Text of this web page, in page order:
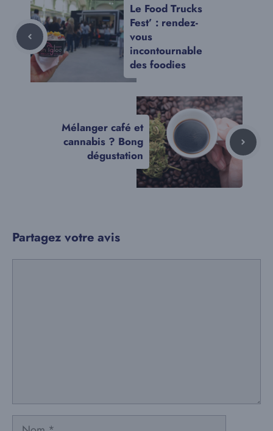
Le Food Trucks
Fest’ : rendez-
vous
incontournable
des foodies
Mélanger café et
cannabis ? Bong
dégustation
Partagez votre avis
Nom